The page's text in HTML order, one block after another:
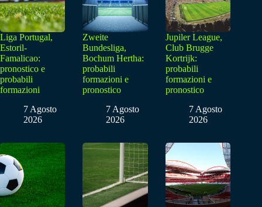
Liga Portugal,
Estoril-
Famalicao:
pronostico e
probabili
formazioni
7 Agosto
2026
Zweite
Bundesliga,
Bochum Hertha:
probabili
formazioni e
pronostico
7 Agosto
2026
Jupiler League,
Club Brugge
Kortrijk:
probabili
formazioni e
pronostico
7 Agosto
2026